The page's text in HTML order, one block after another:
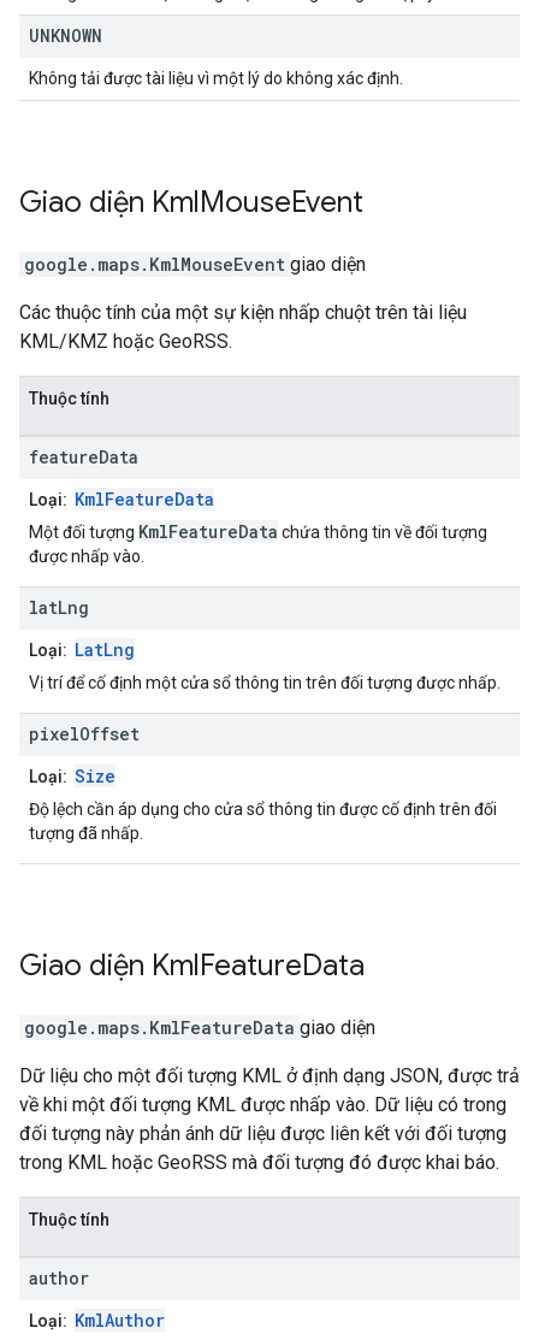
UNKNOWN
Không tải được tài liệu vì một lý do không xác định.
Giao diện KmlMouseEvent
google.maps. KmlMouseEvent giao diện
Các thuộc tính của một sự kiện nhấp chuột trên tài liệu
KML/KMZ hoặc GeoRSS.
Thuộc tính
featureData
Loại: KmlFeatureData
Một đối tượng KmlFeatureData chứa thông tin về đối tượng
được nhấp vào.
latLng
Loại: LatLng
Vị trí để cố định một cửa sổ thông tin trên đối tượng được nhấp.
pixelOffset
Loại: Size
Độ lệch cần áp dụng cho cửa sổ thông tin được cố định trên đối
tượng đã nhấp.
Giao diện KmlFeatureData
google.maps. KmlFeatureData giao diện
Dữ liệu cho một đối tượng KML ở định dạng JSON, được trả
về khi một đối tượng KML được nhấp vào. Dữ liệu có trong
đối tượng này phản ánh dữ liệu được liên kết với đối tượng
trong KML hoặc GeoRSS mà đối tượng đó được khai báo.
Thuộc tính
author
Loại: KmlAuthor